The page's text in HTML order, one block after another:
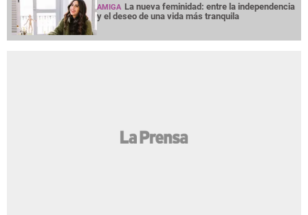
AMIGA La nueva feminidad: entre la independencia
y el deseo de una vida más tranquila